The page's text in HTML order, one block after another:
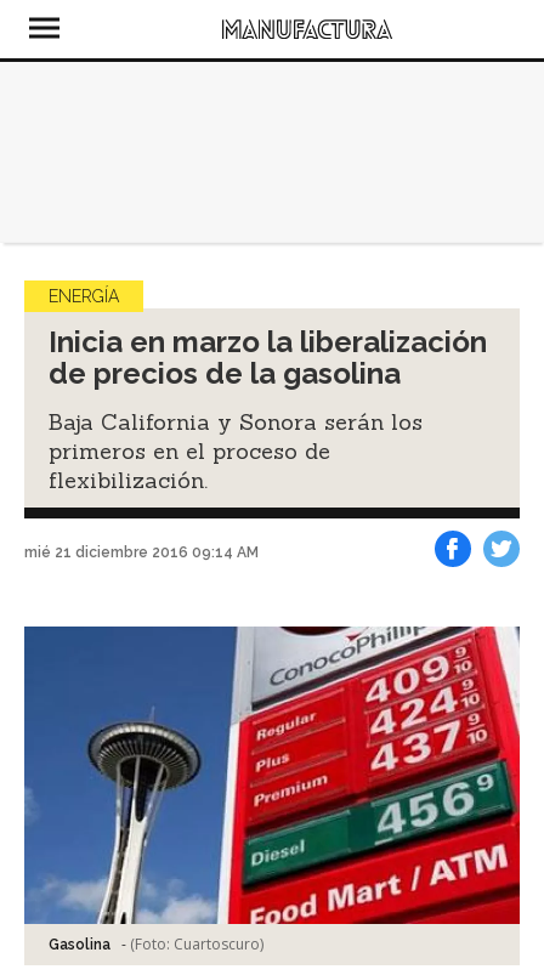
ENERGÍA
Inicia en marzo la liberalización
de precios de la gasolina
Baja California y Sonora serán los
primeros en el proceso de
flexibilización.
mié 21 diciembre 2016 09:14 AM
Gasolina - (Foto: Cuartoscuro)